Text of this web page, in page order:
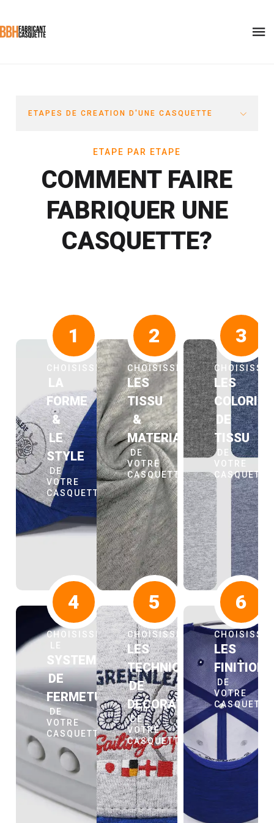
ETAPES DE CREATION D'UNE CASQUETTE
ETAPE PAR ETAPE
COMMENT FAIRE
FABRIQUER UNE
CASQUETTE?
1
CHOISISSEZ
LA
FORME
&
LE
STYLE
DE
VOTRE
CASQUETTE
2
CHOISISSEZ
LES
TISSU
&
MATERIAUX
DE
VOTRE
CASQUETTE
3
LES
COLORIS
DE
TISSU
DE
VOTRE
4
CHOISISSEZ
LE
SYSTEME
DE
FERMETURE
DE
VOTRE
CASQUETTE
5
CHOISISSEZ
LES
TECHNIQUES
DE
DECORATION
DE
VOTRE
CASQUETTE
6
LES
DE
VOTRE